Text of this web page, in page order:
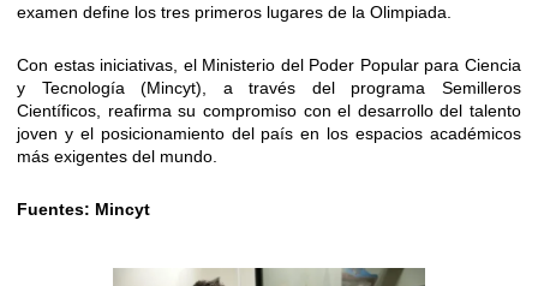
examen define los tres primeros lugares de la Olimpiada.
Con estas iniciativas, el Ministerio del Poder Popular para Ciencia
y Tecnología (Mincyt), a través del programa Semilleros
Científicos, reafirma su compromiso con el desarrollo del talento
joven y el posicionamiento del país en los espacios académicos
más exigentes del mundo.
Fuentes: Mincyt